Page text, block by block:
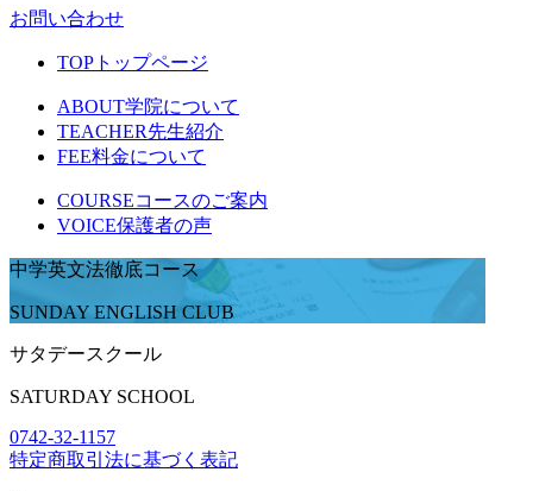
お問い合わせ
TOP トップページ
ABOUT学院について
TEACHER先生紹介
FEE料金について
COURSEコースのご案内
VOICE保護者の声
中学英文法徹底コース
SUNDAY ENGLISH CLUB
サタデースクール
SATURDAY SCHOOL
0742-32-1157
特定商取引法に基づく表記